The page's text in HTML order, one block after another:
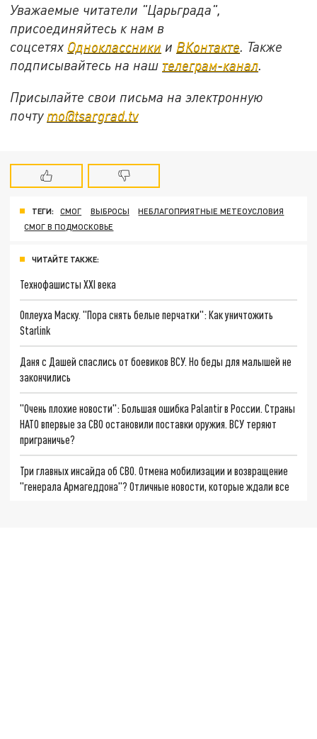
Уважаемые читатели "Царьграда",
присоединяйтесь к нам в
соцсетях Одноклассники и ВКонтакте. Также
подписывайтесь на наш телеграм-канал.
Присылайте свои письма на электронную
почту mo@tsargrad.tv
ТЕГИ: СМОГ ВЫБРОСЫ
НЕБЛАГОПРИЯТНЫЕ МЕТЕОУСЛОВИЯ
СМОГ В ПОДМОСКОВЬЕ
ЧИТАЙТЕ ТАКЖЕ:
Технофашисты XXI века
Оплеуха Маску. "Пора снять белые перчатки": Как уничтожить
Starlink
Даня с Дашей спаслись от боевиков ВСУ. Но беды для малышей не
закончились
"Очень плохие новости": Большая ошибка Palantir в России. Страны
НАТО впервые за СВО остановили поставки оружия. ВСУ теряют
приграничье?
Три главных инсайда об СВО. Отмена мобилизации и возвращение
"генерала Армагеддона"? Отличные новости, которые ждали все